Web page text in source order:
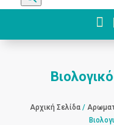

Αρχική Σελίδα /